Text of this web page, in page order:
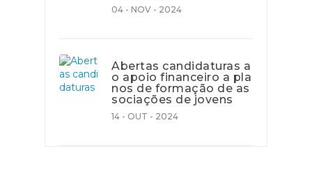
04 - NOV - 2024
Abertas candidaturas a
o apoio financeiro a pla
nos de formação de as
sociações de jovens
14 - OUT - 2024